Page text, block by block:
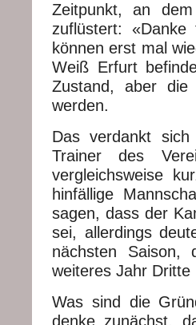
Zeitpunkt, an
zuflüstert:
können erst mal
Weiß Erfurt
Zustand, aber die
werden.
Das verdankt
Trainer des
vergleichsweise
hinfällige
sagen, dass der
sei, allerdings
nächsten
weiteres Jahr
Was sind die
denke zunächst,